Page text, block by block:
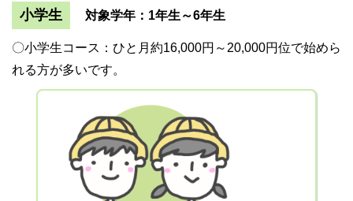
小学生 対象学年：1年生～6年生
〇小学生コース：ひと月約16,000円～20,000円位で始めら
れる方が多いです。